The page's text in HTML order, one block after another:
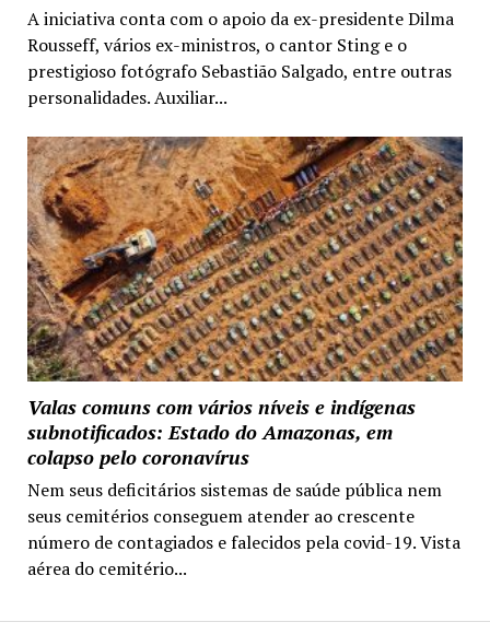
A iniciativa conta com o apoio da ex-presidente Dilma
Rousseff, vários ex-ministros, o cantor Sting e o
prestigioso fotógrafo Sebastião Salgado, entre outras
personalidades. Auxiliar...
Valas comuns com vários níveis e indígenas
subnotificados: Estado do Amazonas, em
colapso pelo coronavírus
Nem seus deficitários sistemas de saúde pública nem
seus cemitérios conseguem atender ao crescente
número de contagiados e falecidos pela covid-19. Vista
aérea do cemitério...